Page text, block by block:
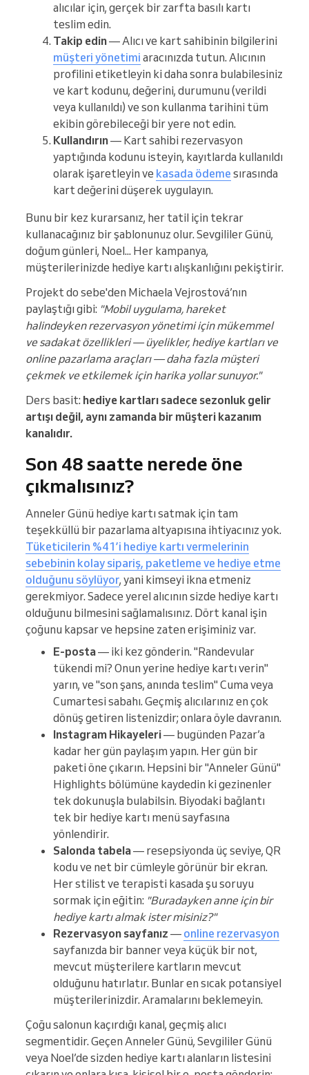
alıcılar için, gerçek bir zarfta basılı kartı
teslim edin.
Takip edin— Alıcı ve kart sahibinin bilgilerini
müşteri yönetimi aracınızda tutun. Alıcının
profilini etiketleyin ki daha sonra bulabilesiniz
ve kart kodunu, değerini, durumunu (verildi
veya kullanıldı) ve son kullanma tarihini tüm
ekibin görebileceği bir yere not edin.
Kullandırın— Kart sahibi rezervasyon
yaptığında kodunu isteyin, kayıtlarda kullanıldı
olarak işaretleyin ve kasada ödeme sırasında
kart değerini düşerek uygulayın.
Bunu bir kez kurarsanız, her tatil için tekrar
kullanacağınız bir şablonunuz olur. Sevgililer Günü,
doğum günleri, Noel... Her kampanya,
müşterilerinizde hediye kartı alışkanlığını pekiştirir.
Projekt do sebe'den Michaela Vejrostová’nın
paylaştığı gibi: "Mobil uygulama, hareket
halindeyken rezervasyon yönetimi için mükemmel
ve sadakat özellikleri — üyelikler, hediye kartları ve
online pazarlama araçları — daha fazla müşteri
çekmek ve etkilemek için harika yollar sunuyor."
Ders basit: hediye kartları sadece sezonluk gelir
artışı değil, aynı zamanda bir müşteri kazanım
kanalıdır.
Son 48 saatte nerede öne
çıkmalısınız?
Anneler Günü hediye kartı satmak için tam
teşekküllü bir pazarlama altyapısına ihtiyacınız yok.
Tüketicilerin %41’i hediye kartı vermelerinin
sebebinin kolay sipariş, paketleme ve hediye etme
olduğunu söylüyor, yani kimseyi ikna etmeniz
gerekmiyor. Sadece yerel alıcının sizde hediye kartı
olduğunu bilmesini sağlamalısınız. Dört kanal işin
çoğunu kapsar ve hepsine zaten erişiminiz var.
E-posta— iki kez gönderin. "Randevular
tükendi mi? Onun yerine hediye kartı verin"
yarın, ve "son şans, anında teslim" Cuma veya
Cumartesi sabahı. Geçmiş alıcılarınız en çok
dönüş getiren listenizdir; onlara öyle davranın.
Instagram Hikayeleri— bugünden Pazar’a
kadar her gün paylaşım yapın. Her gün bir
paketi öne çıkarın. Hepsini bir "Anneler Günü"
Highlights bölümüne kaydedin ki gezinenler
tek dokunuşla bulabilsin. Biyodaki bağlantı
tek bir hediye kartı menü sayfasına
yönlendirir.
Salonda tabela— resepsiyonda üç seviye, QR
kodu ve net bir cümleyle görünür bir ekran.
Her stilist ve terapisti kasada şu soruyu
sormak için eğitin: "Buradayken anne için bir
hediye kartı almak ister misiniz?"
Rezervasyon sayfanız — online rezervasyon
sayfanızda bir banner veya küçük bir not,
mevcut müşterilere kartların mevcut
olduğunu hatırlatır. Bunlar en sıcak potansiyel
müşterilerinizdir. Aramalarını beklemeyin.
Çoğu salonun kaçırdığı kanal, geçmiş alıcı
segmentidir. Geçen Anneler Günü, Sevgililer Günü
veya Noel’de sizden hediye kartı alanların listesini